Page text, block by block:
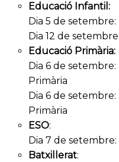
Educació Infantil:
Dia 5 de setembre:
Dia 12 de
Educació Primària:
Dia 6 de setembre:
Primària
Dia 6 de setembre:
Primària
ESO:
Dia 7 de setembre:
Batxillerat: